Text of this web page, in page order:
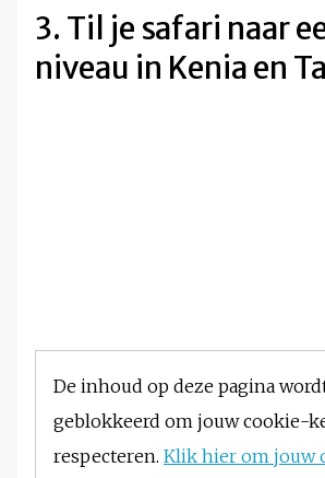
3. Til je safari naar
niveau in Kenia en
De inhoud op deze pagina
geblokkeerd om jouw cookie-
respecteren. Klik hier om jouw